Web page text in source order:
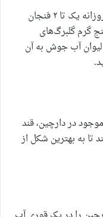
اگر شما مبتلا به دیابت هستید، می‌توانید روزانه یک تا ۲ فنجان
گرم گلبرگ‌های
آب جوش به آن
در دارچین، قند
به بهترین شکل از